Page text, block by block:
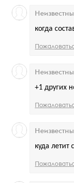
когда
+1 других
куда